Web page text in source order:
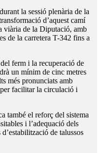
la sessió plenària de la
d’aquest camí
viària de la Diputació, amb
de la carretera T-342 fins a
ferm i la recuperació de
un mínim de cinc metres
més pronunciats amb
facilitar la circulació i
també el reforç del sistema
i l’adequació dels
de talussos